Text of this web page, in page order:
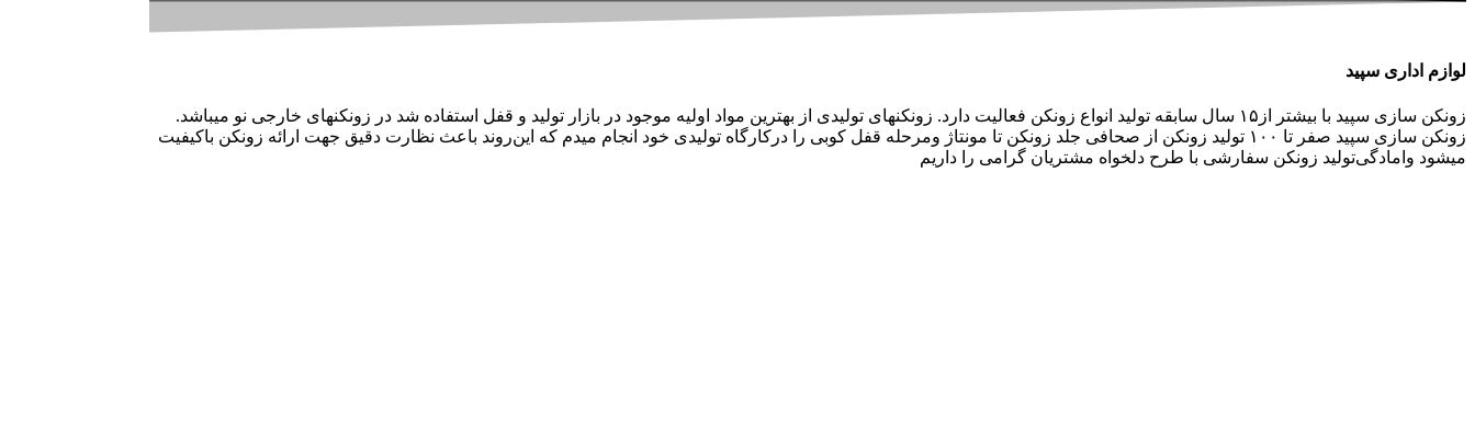
لوازم اداری سپید
زونکن سازی سپید با بیشتر از۱۵ سال سابقه تولید انواع زونکن فعالیت دارد. زونکنهای تولیدی از بهترین مواد اولیه موجود در بازار تولید و قفل استفاده شد در زونکنهای خارجی نو میباشد.
زونکن سازی سپید صفر تا ۱۰۰ تولید زونکن از صحافی جلد زونکن تا مونتاژ و‌مرحله قفل کوبی را درکارگاه تولیدی خود انجام میدم که این‌روند باعث نظارت دقیق جهت ارائه زونکن باکیفیت
میشود و‌امادگی‌تولید زونکن سفارشی با طرح دلخواه مشتریان گرامی را داریم